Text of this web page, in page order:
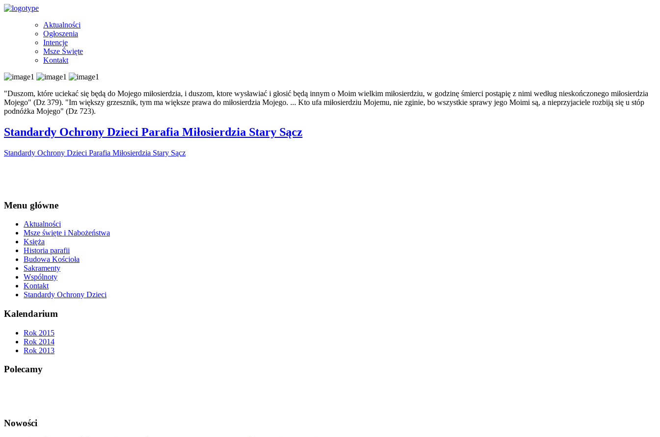
Aktualności
Ogłoszenia
Intencje
Msze Święte
Kontakt
"Duszom, które uciekać się będą do Mojego miłosierdzia, i duszom, ktore wysławiać i głosić będą innym o Moim wielkim miłosierdziu, w godzinę śmierci postąpię z nimi według nieskończonego miłosierdzia
Mojego" (Dz 379). "Im większy grzesznik, tym ma większe prawa do miłosierdzia Mojego. ... Kto ufa miłosierdziu Mojemu, nie zginie, bo wszystkie sprawy jego Moimi są, a nieprzyjaciele rozbiją się u stóp
podnóżka Mojego" (Dz 723).
Standardy Ochrony Dzieci Parafia Miłosierdzia Stary Sącz
Standardy Ochrony Dzieci Parafia Miłosierdzia Stary Sącz
Menu główne
Aktualności
Msze święte i Nabożeństwa
Księża
Historia parafii
Budowa Kościoła
Sakramenty
Wspólnoty
Kontakt
Standardy Ochrony Dzieci
Kalendarium
Rok 2015
Rok 2014
Rok 2013
Polecamy
Nowości